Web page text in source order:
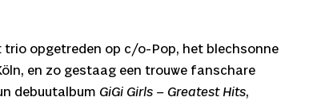
opgetreden op c/o-Pop, het blechsonne
en zo gestaag een trouwe fanschare
debuutalbum GiGi Girls – Greatest Hits,